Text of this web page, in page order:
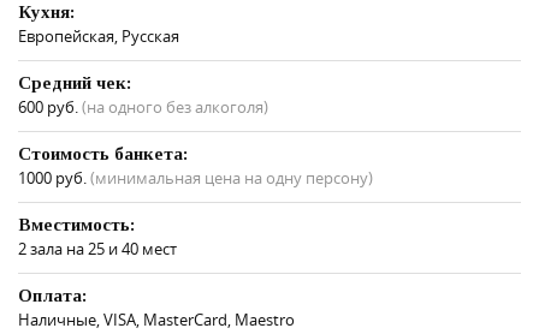
Кухня:
Европейская, Русская
Средний чек:
600 руб.(на одного без алкоголя)
Стоимость банкета:
1000 руб.(минимальная цена на одну персону)
Вместимость:
2 зала на 25 и 40 мест
Оплата:
Наличные, VISA, MasterCard, Maestro